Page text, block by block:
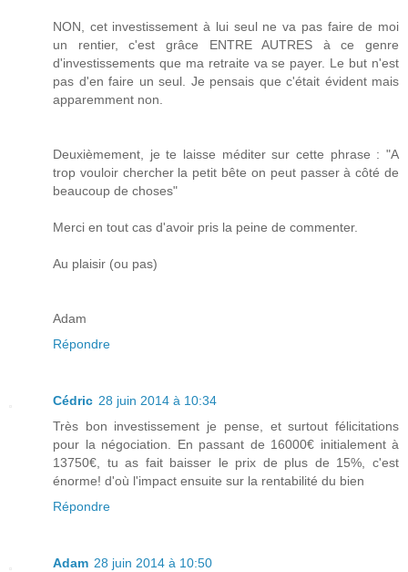
NON, cet investissement à lui seul ne va pas faire de moi
un rentier, c'est grâce ENTRE AUTRES à ce genre
d'investissements que ma retraite va se payer. Le but n'est
pas d'en faire un seul. Je pensais que c'était évident mais
apparemment non.
Deuxièmement, je te laisse méditer sur cette phrase : "A
trop vouloir chercher la petit bête on peut passer à côté de
beaucoup de choses"
Merci en tout cas d'avoir pris la peine de commenter.
Au plaisir (ou pas)
Adam
Répondre
Cédric 28 juin 2014 à 10:34
Très bon investissement je pense, et surtout félicitations
pour la négociation. En passant de 16000€ initialement à
13750€, tu as fait baisser le prix de plus de 15%, c'est
énorme! d'où l'impact ensuite sur la rentabilité du bien
Répondre
Adam 28 juin 2014 à 10:50